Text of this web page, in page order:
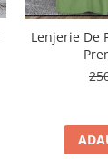
Lenjerie De